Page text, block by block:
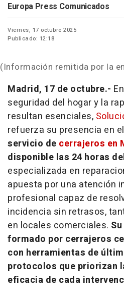
Europa Press Comunicados
Viernes, 17 octubre 2025
Publicado: 12:18
(Información remitida por la
Madrid, 17 de octubre.-
seguridad del hogar y la
resultan esenciales,
refuerza su presencia en
servicio de cerrajeros en
disponible las 24 horas
especializada en
apuesta por una atención
profesional capaz de
incidencia sin retrasos,
en locales comerciales.
formado por cerrajeros
con herramientas de
protocolos que priorizan
eficacia de cada